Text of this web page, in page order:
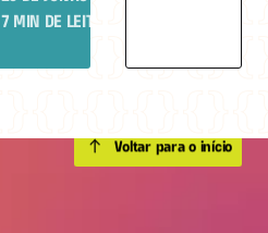
7 MIN DE LEITURA
Voltar para o início